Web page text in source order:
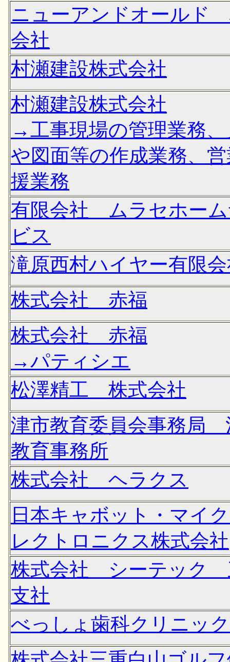
ニューアンドオールド
会社
村瀬建設株式会社
村瀬建設株式会社
→工事現場の管理業務、
や図面等の作成業務、
援業務
有限会社 ムラセホー
ビス
滝原西村ハイヤー有限
株式会社 赤福
株式会社 赤福
→パティシエ
松澤精工 株式会社
津市教育委員会事務局
教育事務所
株式会社 ヘラクス
日本キャボット・マイ
レクトロニクス株式会社
株式会社 シーテック
支社
べっしょ歯科クリニック